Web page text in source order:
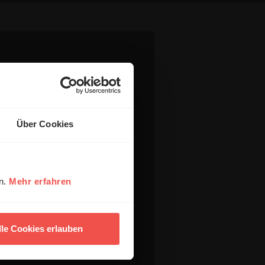
Über Cookies
Mehr erfahren
Cookies erlauben